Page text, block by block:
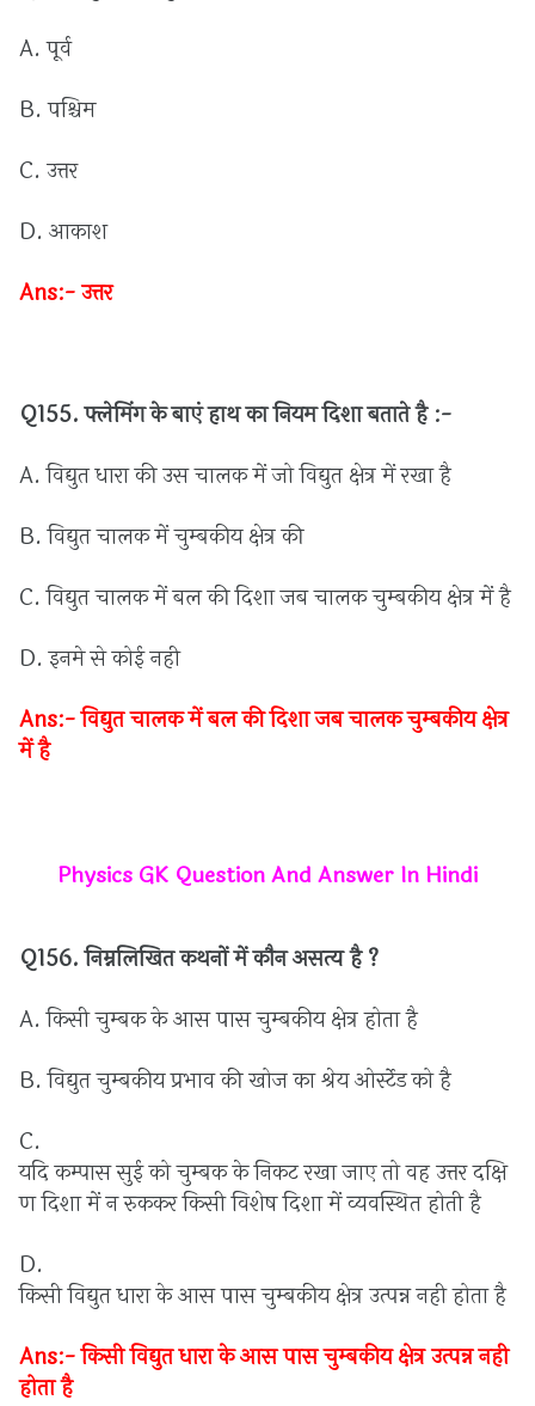
A.पूर्व
B.पश्चिम
C. उत्तर
D. आकाश
Ans:-उत्तर
Q155.फ्लेमिंगकेबाएंहाथकानियमदिशाबतातेहै :-
A.विद्युतधाराकीउसचालकमेंजोविद्युत क्षेत्रमेंरखाहै
B.विद्युतचालकमेंचुम्बकीय क्षेत्रकी
C.विद्युतचालकमेंबलकीदिशाजबचालकचुम्बकीय क्षेत्रमेंहै
D.इनमेसेकोईनही
Ans:-विद्युतचालकमेंबलकीदिशाजबचालकचुम्बकीय क्षेत्र
मेंहै
Physics GK Question And Answer In Hindi
Q156.निम्नलिखितकथनोंमेंकौनअसत्यहै ?
A.किसीचुम्बककेआसपासचुम्बकीय क्षेत्रहोताहै
B.विद्युतचुम्बकीयप्रभावकीखोजकाश्रेयओर्स्टेडकोहै
C.
यदिकम्पाससुईकोचुम्बककेनिकटरखाजाएतोवहउत्तरदक्षि
णदिशामेंनरुककरकिसीविशेषदिशामेंव्यवस्थितहोतीहै
D.
किसीविद्युतधाराकेआसपासचुम्बकीय क्षेत्रउत्पन्ननहीहोताहै
Ans:-किसीविद्युतधाराकेआसपासचुम्बकीय क्षेत्रउत्पन्ननही
होताहै